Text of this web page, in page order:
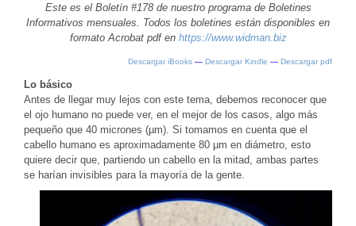
Este es el Boletín #178 de nuestro programa de Boletines
Informativos mensuales. Todos los boletines están disponibles en
formato Acrobat pdf en https://www.widman.biz
Descargar iBooks — Descargar Kindle — Descargar pdf
Lo básico
Antes de llegar muy lejos con este tema, debemos reconocer que
el ojo humano no puede ver, en el mejor de los casos, algo más
pequeño que 40 micrones (µm). Si tomamos en cuenta que el
cabello humano es aproximadamente 80 µm en diámetro, esto
quiere decir que, partiendo un cabello en la mitad, ambas partes
se harían invisibles para la mayoría de la gente.